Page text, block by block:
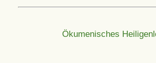
Ökumenisches